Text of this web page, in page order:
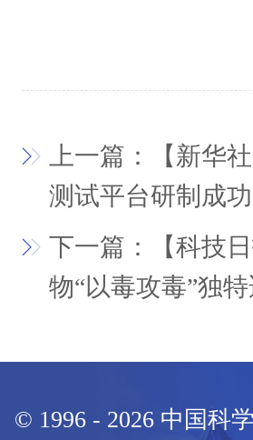
上一篇：【新华
测试平台研制成功
下一篇：【科技
物“以毒攻毒”独
© 1996 - 2026 中国科